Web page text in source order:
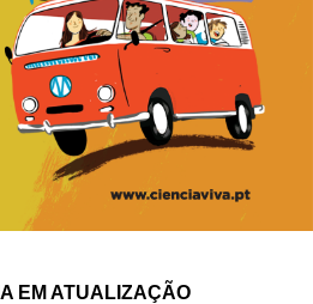
EM ATUALIZAÇÃO